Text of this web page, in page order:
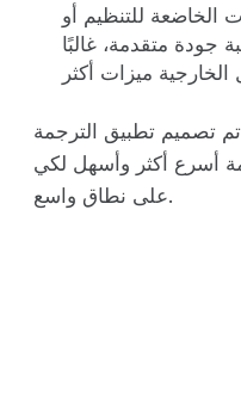
الخاضعة للتنظيم أو
جودة متقدمة، غالبًا
تم تصميم تطبيق الترجمة Shopify Weglot لكي هذه
أسرع أكثر وأسهل لكي
على نطاق واسع.